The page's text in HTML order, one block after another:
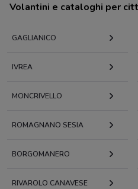
Volantini e cataloghi per
GAGLIANICO
IVREA
MONCRIVELLO
ROMAGNANO SESIA
BORGOMANERO
RIVAROLO CANAVESE